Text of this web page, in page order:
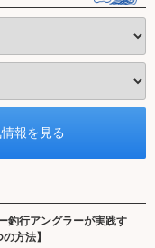
釣行アングラーが実践す
方法】